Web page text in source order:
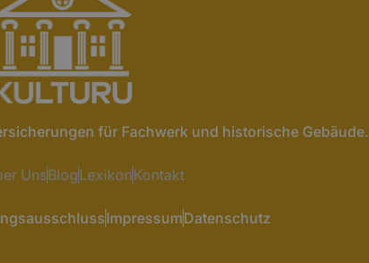
für Fachwerk und historische Gebäude.
UnsBlogLexikonKontakt
ImpressumDatenschutz